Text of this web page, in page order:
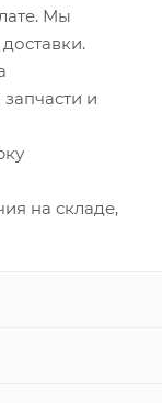
Мы
и
на складе,